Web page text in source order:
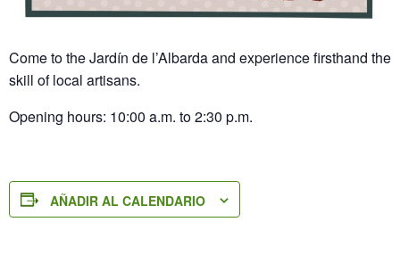
Come to the Jardín de l’Albarda and experience firsthand the
skill of local artisans.
Opening hours: 10:00 a.m. to 2:30 p.m.
AÑADIR AL CALENDARIO